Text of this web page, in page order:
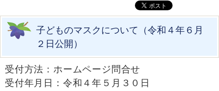
子どものマスクについて（令和４年６月
２日公開）
受付方法：ホームページ問合せ
受付年月日：令和４年５月３０日